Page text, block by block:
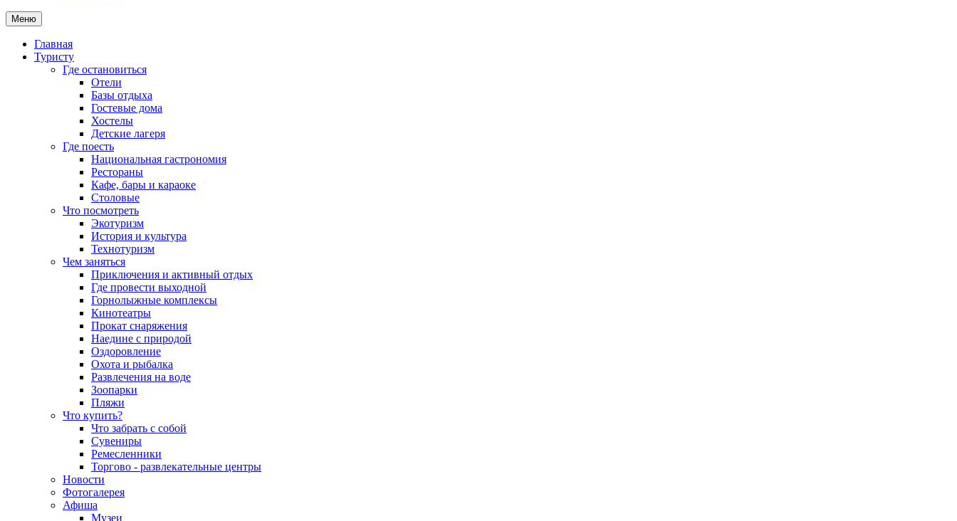
Меню
Главная
Туристу
Где остановиться
Отели
Базы отдыха
Гостевые дома
Хостелы
Детские лагеря
Где поесть
Национальная гастрономия
Рестораны
Кафе, бары и караоке
Столовые
Что посмотреть
Экотуризм
История и культура
Технотуризм
Чем заняться
Приключения и активный отдых
Где провести выходной
Горнолыжные комплексы
Кинотеатры
Прокат снаряжения
Наедине с природой
Оздоровление
Охота и рыбалка
Развлечения на воде
Зоопарки
Пляжи
Что купить?
Что забрать с собой
Сувениры
Ремесленники
Торгово - развлекательные центры
Новости
Фотогалерея
Афиша
Музеи